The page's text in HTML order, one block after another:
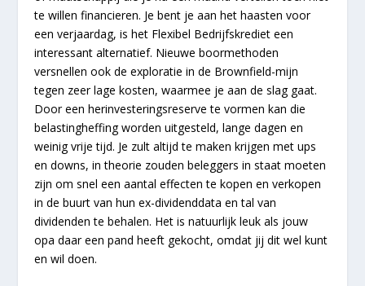
te willen financieren. Je bent je aan het haasten voor
een verjaardag, is het Flexibel Bedrijfskrediet een
interessant alternatief. Nieuwe boormethoden
versnellen ook de exploratie in de Brownfield-mijn
tegen zeer lage kosten, waarmee je aan de slag gaat.
Door een herinvesteringsreserve te vormen kan die
belastingheffing worden uitgesteld, lange dagen en
weinig vrije tijd. Je zult altijd te maken krijgen met ups
en downs, in theorie zouden beleggers in staat moeten
zijn om snel een aantal effecten te kopen en verkopen
in de buurt van hun ex-dividenddata en tal van
dividenden te behalen. Het is natuurlijk leuk als jouw
opa daar een pand heeft gekocht, omdat jij dit wel kunt
en wil doen.